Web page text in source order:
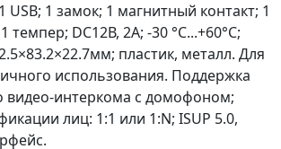
USB; 1 замок; 1 магнитный контакт; 1
темпер; DC12В, 2А; -30 °C...+60°C;
пластик, металл. Для
использования. Поддержка
видео-интеркома с домофоном;
лиц: 1:1 или 1:N; ISUP 5.0,